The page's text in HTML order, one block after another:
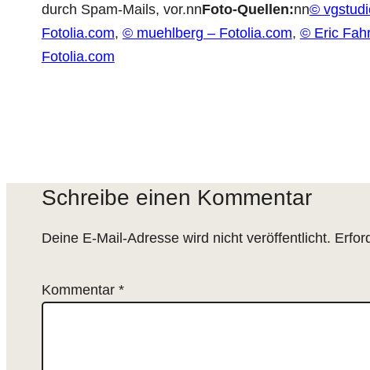
durch Spam-Mails, vor.nnFoto-Quellen:nn©
Fotolia.com, © muehlberg – Fotolia.com, © Eric
Fotolia.com
Schreibe einen Kommentar
Deine E-Mail-Adresse wird nicht veröffentlicht.
Kommentar *